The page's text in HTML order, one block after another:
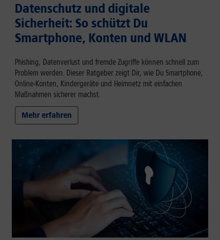
Datenschutz und digitale
Sicherheit: So schützt Du
Smartphone, Konten und WLAN
Phishing, Datenverlust und fremde Zugriffe können schnell zum
Problem werden. Dieser Ratgeber zeigt Dir, wie Du Smartphone,
Online-Konten, Kindergeräte und Heimnetz mit einfachen
Maßnahmen sicherer machst.
Mehr erfahren